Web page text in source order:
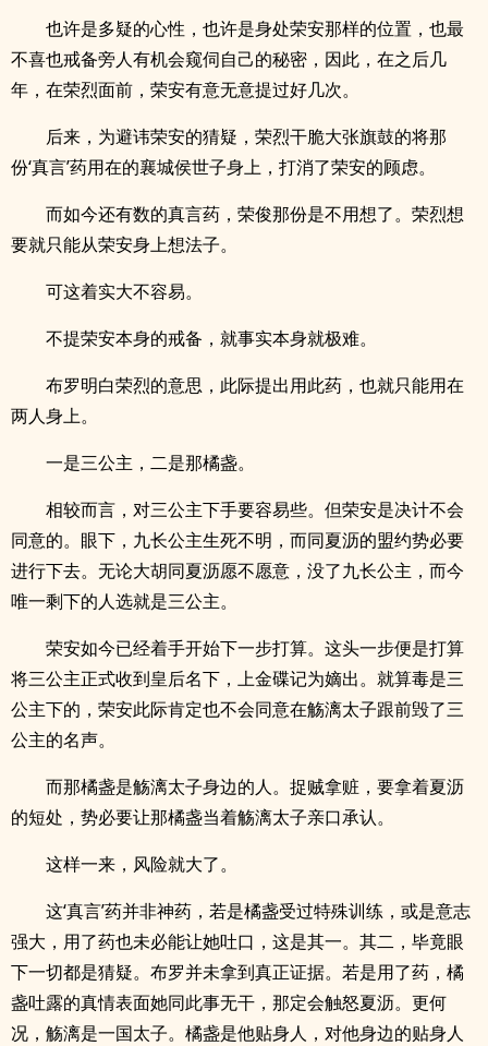
也许是多疑的心性，也许是身处荣安那样的位置，也最
不喜也戒备旁人有机会窥伺自己的秘密，因此，在之后几
年，在荣烈面前，荣安有意无意提过好几次。
后来，为避讳荣安的猜疑，荣烈干脆大张旗鼓的将那
份‘真言’药用在的襄城侯世子身上，打消了荣安的顾虑。
而如今还有数的真言药，荣俊那份是不用想了。荣烈想
要就只能从荣安身上想法子。
可这着实大不容易。
不提荣安本身的戒备，就事实本身就极难。
布罗明白荣烈的意思，此际提出用此药，也就只能用在
两人身上。
一是三公主，二是那橘盏。
相较而言，对三公主下手要容易些。但荣安是决计不会
同意的。眼下，九长公主生死不明，而同夏沥的盟约势必要
进行下去。无论大胡同夏沥愿不愿意，没了九长公主，而今
唯一剩下的人选就是三公主。
荣安如今已经着手开始下一步打算。这头一步便是打算
将三公主正式收到皇后名下，上金碟记为嫡出。就算毒是三
公主下的，荣安此际肯定也不会同意在觞漓太子跟前毁了三
公主的名声。
而那橘盏是觞漓太子身边的人。捉贼拿赃，要拿着夏沥
的短处，势必要让那橘盏当着觞漓太子亲口承认。
这样一来，风险就大了。
这‘真言’药并非神药，若是橘盏受过特殊训练，或是意志
强大，用了药也未必能让她吐口，这是其一。其二，毕竟眼
下一切都是猜疑。布罗并未拿到真正证据。若是用了药，橘
盏吐露的真情表面她同此事无干，那定会触怒夏沥。更何
况，觞漓是一国太子。橘盏是他贴身人，对他身边的贴身人